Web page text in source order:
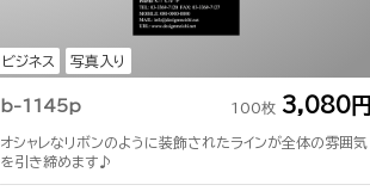
ビジネス 写真入り
b-1145p 100枚 3,080円
オシャレなリボンのように装飾されたラインが全体の雰囲気
を引き締めます♪